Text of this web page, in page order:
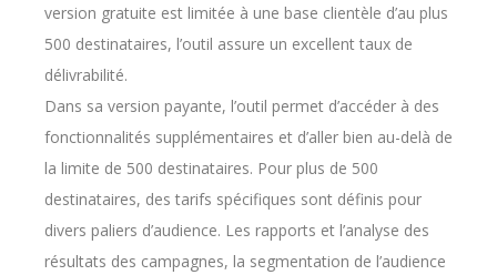
version gratuite est limitée à une base clientèle d’au plus
500 destinataires, l’outil assure un excellent taux de
délivrabilité.
Dans sa version payante, l’outil permet d’accéder à des
fonctionnalités supplémentaires et d’aller bien au-delà de
la limite de 500 destinataires. Pour plus de 500
destinataires, des tarifs spécifiques sont définis pour
divers paliers d’audience. Les rapports et l’analyse des
résultats des campagnes, la segmentation de l’audience